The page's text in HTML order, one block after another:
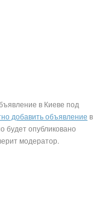
в Киеве под
добавить объявление в
будет опубликовано
модератор.